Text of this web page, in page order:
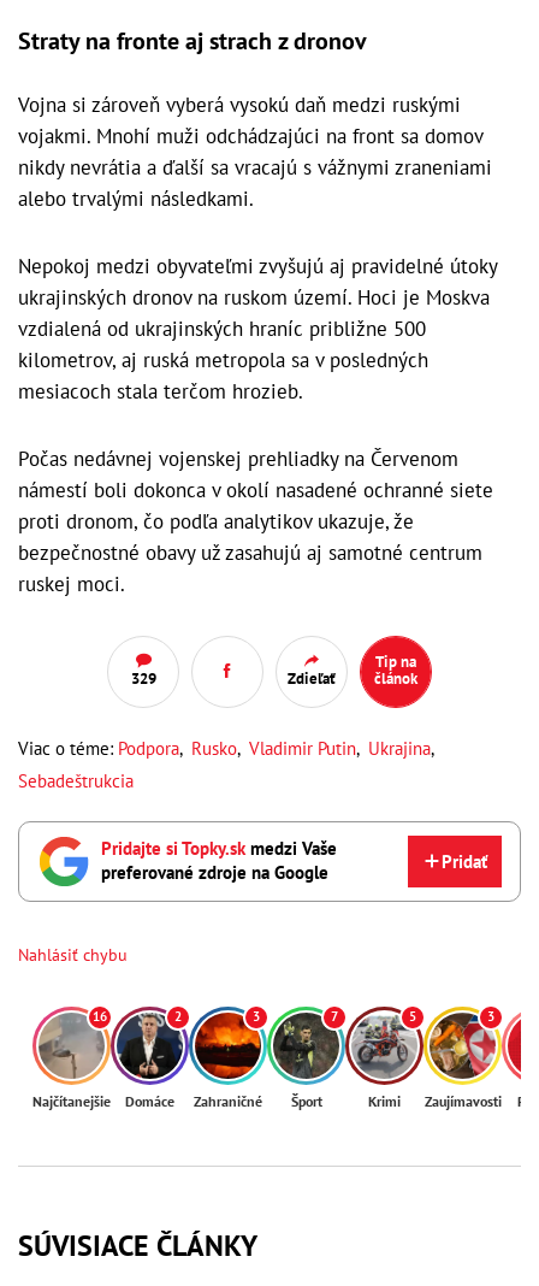
Straty na fronte aj strach z dronov
Vojna si zároveň vyberá vysokú daň medzi ruskými
vojakmi. Mnohí muži odchádzajúci na front sa domov
nikdy nevrátia a ďalší sa vracajú s vážnymi zraneniami
alebo trvalými následkami.
Nepokoj medzi obyvateľmi zvyšujú aj pravidelné útoky
ukrajinských dronov na ruskom území. Hoci je Moskva
vzdialená od ukrajinských hraníc približne 500
kilometrov, aj ruská metropola sa v posledných
mesiacoch stala terčom hrozieb.
Počas nedávnej vojenskej prehliadky na Červenom
námestí boli dokonca v okolí nasadené ochranné siete
proti dronom, čo podľa analytikov ukazuje, že
bezpečnostné obavy už zasahujú aj samotné centrum
ruskej moci.
329 Zdieľať
Tip na
článok
Viac o téme: Podpora, Rusko, Vladimir Putin, Ukrajina,
Sebadeštrukcia
Pridajte si Topky.skmedzi Vaše
preferované zdroje na Google
Pridať
Nahlásiť chybu
16
Najčítanejšie
2
Domáce
3
Zahraničné
7
Šport
5
Krimi
3
Zaujímavosti
SÚVISIACE ČLÁNKY